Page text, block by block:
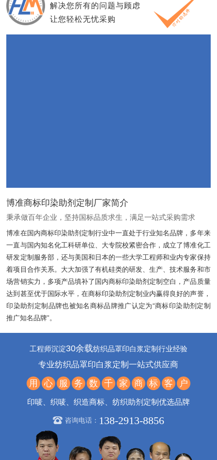
解决您所有的问题与顾虑
让您轻松无忧采购
博准商标印染助剂定制厂家简介
秉承做百年企业，坚持国标品质求生，满足一站式采购需求
博准在国内商标印染助剂定制行业中一直处于行业知名品牌，多年来
一直与国内知名化工科研单位、大专院校紧密合作，成立了博准化工
研发定制服务部，还与美国和日本的一些大学工程师和业内专家保持
着项目合作关系。大大加强了有机硅类的研发、生产、技术服务和市
场营销实力，多项产品填补了国内商标印染助剂定制空白，产品质量
达到甚至优于国际水平，在商标印染助剂定制业内赢得良好的声誉，
印染助剂定制品牌也被知名商标品牌推广认定为“商标印染助剂定制
推广知名品牌”。
工程师沉淀30余载纺织品罩印白浆定制行业经验
专业纺织品罩印白浆定制一站式供应商
用 心 服 务 数 千 家 商 标 客 户
印唛、织唛、织造商标、纺织助剂定制优选品牌
咨询电话： 138-2913-8856